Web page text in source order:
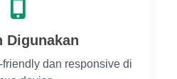
Digunakan
friendly dan responsive di